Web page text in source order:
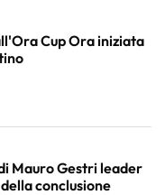
Cup Ora iniziata
Mauro Gestri leader
conclusione